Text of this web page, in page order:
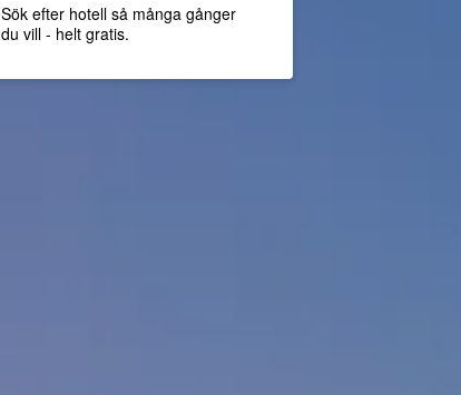
Sök efter hotell så många gånger
du vill - helt gratis.